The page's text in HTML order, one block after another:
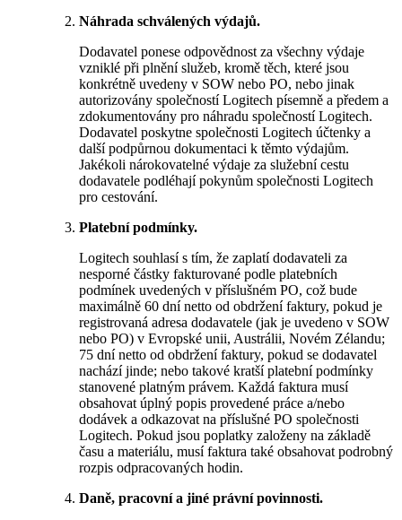
Náhrada schválených výdajů.
Dodavatel ponese odpovědnost za všechny výdaje
vzniklé při plnění služeb, kromě těch, které jsou
konkrétně uvedeny v SOW nebo PO, nebo jinak
autorizovány společností Logitech písemně a předem a
zdokumentovány pro náhradu společností Logitech.
Dodavatel poskytne společnosti Logitech účtenky a
další podpůrnou dokumentaci k těmto výdajům.
Jakékoli nárokovatelné výdaje za služební cestu
dodavatele podléhají pokynům společnosti Logitech
pro cestování.
Platební podmínky.
Logitech souhlasí s tím, že zaplatí dodavateli za
nesporné částky fakturované podle platebních
podmínek uvedených v příslušném PO, což bude
maximálně 60 dní netto od obdržení faktury, pokud je
registrovaná adresa dodavatele (jak je uvedeno v SOW
nebo PO) v Evropské unii, Austrálii, Novém Zélandu;
75 dní netto od obdržení faktury, pokud se dodavatel
nachází jinde; nebo takové kratší platební podmínky
stanovené platným právem. Každá faktura musí
obsahovat úplný popis provedené práce a/nebo
dodávek a odkazovat na příslušné PO společnosti
Logitech. Pokud jsou poplatky založeny na základě
času a materiálu, musí faktura také obsahovat podrobný
rozpis odpracovaných hodin.
Daně, pracovní a jiné právní povinnosti.